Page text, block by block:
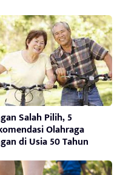
Salah Pilih, 5
Olahraga
di Usia 50 Tahun